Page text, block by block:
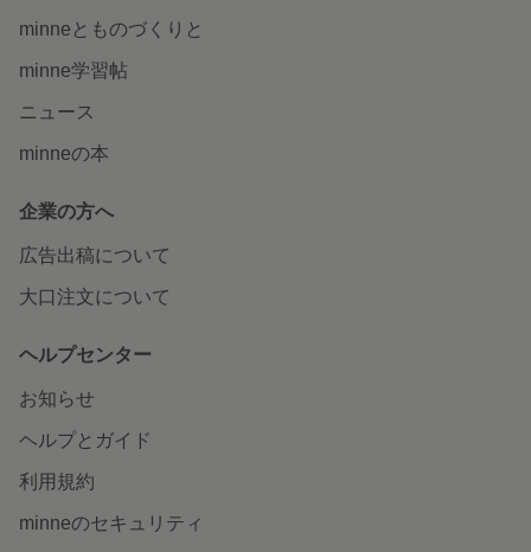
minneとものづくりと
minne学習帖
ニュース
minneの本
企業の方へ
広告出稿について
大口注文について
ヘルプセンター
お知らせ
ヘルプとガイド
利用規約
minneのセキュリティ